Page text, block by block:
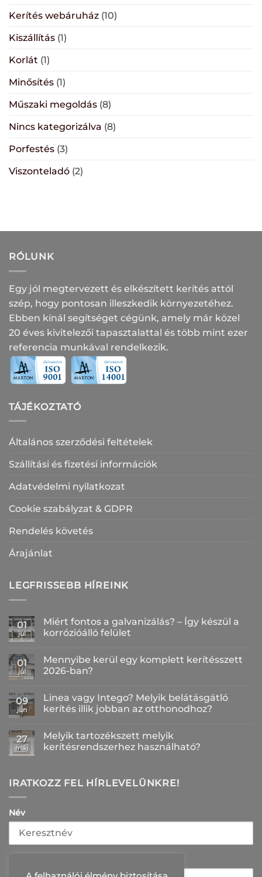
Kerítés webáruház (10)
Kiszállítás (1)
Korlát (1)
Minősítés (1)
Műszaki megoldás (8)
Nincs kategorizálva (8)
Porfestés (3)
Viszonteladó (2)
RÓLUNK
Egy jól megtervezett és elkészített kerítés attól
szép, hogy pontosan illeszkedik környezetéhez.
Ebben kínál segítséget cégünk, amely már közel
20 éves kivitelezői tapasztalattal és több mint ezer
referencia munkával rendelkezik.
TÁJÉKOZTATÓ
Általános szerződési feltételek
Szállítási és fizetési információk
Adatvédelmi nyilatkozat
Cookie szabályzat & GDPR
Rendelés követés
Árajánlat
LEGFRISSEBB HÍREINK
01
júl
Miért fontos a galvanizálás? – Így készül a
korrózióálló felület
a(z)
Miért
fontos
–
Így
készül
felület
bejegyzéshez
01
júl
Mennyibe kerül egy komplett kerítésszett
2026-ban?
a(z)
Mennyibe
kerül
kerítésszett
2026-
ban?
09
jún
Linea vagy Intego? Melyik belátásgátló
kerítés illik jobban az otthonodhoz?
a(z)
Linea
vagy
kerítés
illik
27
máj
Melyik tartozékszett melyik
kerítésrendszerhez használható?
Melyik
tartozékszett
IRATKOZZ FEL HÍRLEVELÜNKRE!
Név